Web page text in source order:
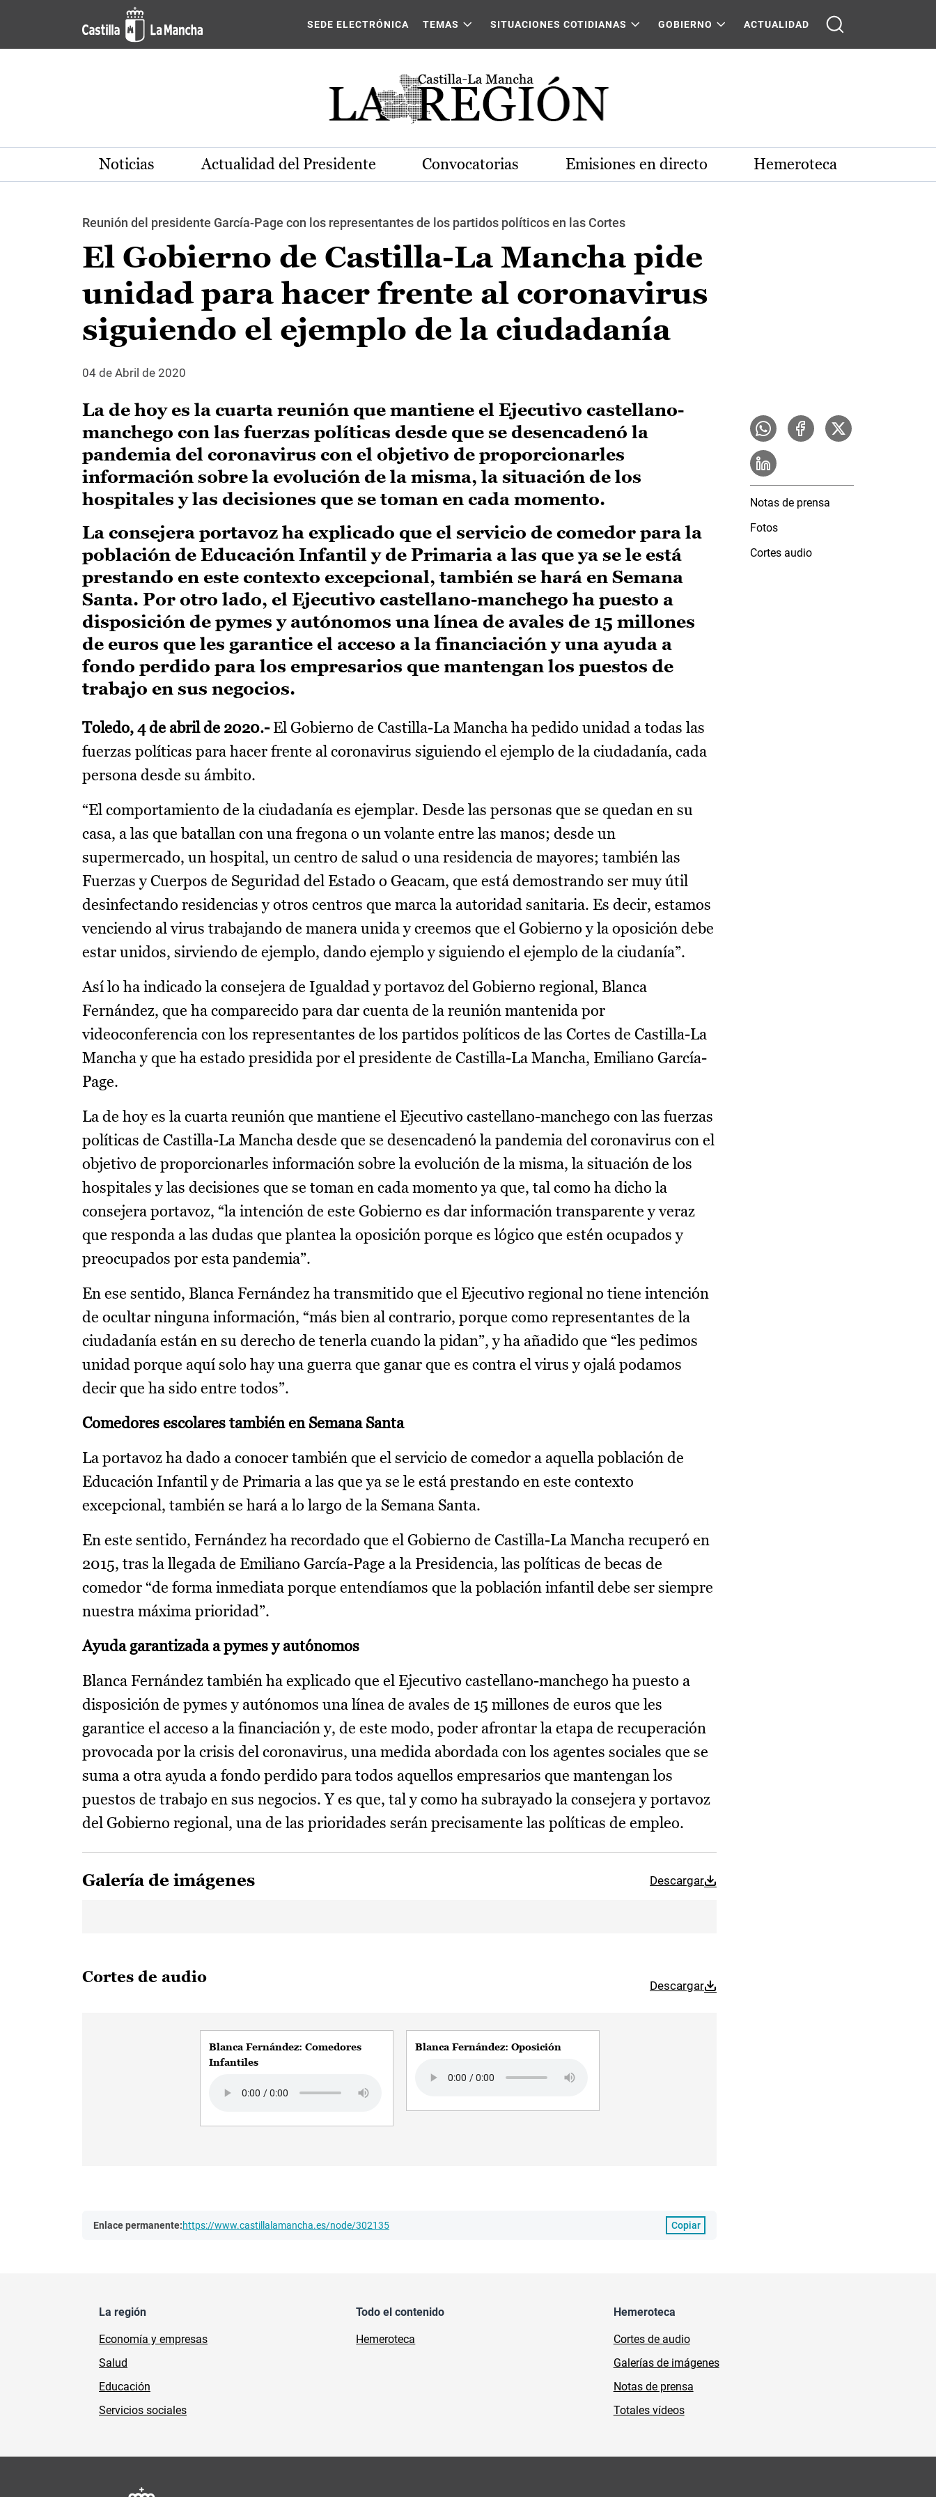
Pasar al contenido principal
SEDE ELECTRÓNICA TEMAS SITUACIONES COTIDIANAS GOBIERNO ACTUALIDAD
Noticias Actualidad del Presidente Convocatorias Emisiones en directo Hemeroteca
Reunión del presidente García-Page con los representantes de los partidos políticos en las Cortes
El Gobierno de Castilla-La Mancha pide
unidad para hacer frente al coronavirus
siguiendo el ejemplo de la ciudadanía
04 de Abril de 2020
La de hoy es la cuarta reunión que mantiene el Ejecutivo castellano-
manchego con las fuerzas políticas desde que se desencadenó la
pandemia del coronavirus con el objetivo de proporcionarles
información sobre la evolución de la misma, la situación de los
hospitales y las decisiones que se toman en cada momento.
La consejera portavoz ha explicado que el servicio de comedor para la
población de Educación Infantil y de Primaria a las que ya se le está
prestando en este contexto excepcional, también se hará en Semana
Santa. Por otro lado, el Ejecutivo castellano-manchego ha puesto a
disposición de pymes y autónomos una línea de avales de 15 millones
de euros que les garantice el acceso a la financiación y una ayuda a
fondo perdido para los empresarios que mantengan los puestos de
trabajo en sus negocios.
Toledo, 4 de abril de 2020.-El Gobierno de Castilla-La Mancha ha pedido unidad a todas las
fuerzas políticas para hacer frente al coronavirus siguiendo el ejemplo de la ciudadanía, cada
persona desde su ámbito.
“El comportamiento de la ciudadanía es ejemplar. Desde las personas que se quedan en su
casa, a las que batallan con una fregona o un volante entre las manos; desde un
supermercado, un hospital, un centro de salud o una residencia de mayores; también las
Fuerzas y Cuerpos de Seguridad del Estado o Geacam, que está demostrando ser muy útil
desinfectando residencias y otros centros que marca la autoridad sanitaria. Es decir, estamos
venciendo al virus trabajando de manera unida y creemos que el Gobierno y la oposición debe
estar unidos, sirviendo de ejemplo, dando ejemplo y siguiendo el ejemplo de la ciudanía”.
Así lo ha indicado la consejera de Igualdad y portavoz del Gobierno regional, Blanca
Fernández, que ha comparecido para dar cuenta de la reunión mantenida por
videoconferencia con los representantes de los partidos políticos de las Cortes de Castilla-La
Mancha y que ha estado presidida por el presidente de Castilla-La Mancha, Emiliano García-
Page.
La de hoy es la cuarta reunión que mantiene el Ejecutivo castellano-manchego con las fuerzas
políticas de Castilla-La Mancha desde que se desencadenó la pandemia del coronavirus con el
objetivo de proporcionarles información sobre la evolución de la misma, la situación de los
hospitales y las decisiones que se toman en cada momento ya que, tal como ha dicho la
consejera portavoz, “la intención de este Gobierno es dar información transparente y veraz
que responda a las dudas que plantea la oposición porque es lógico que estén ocupados y
preocupados por esta pandemia”.
En ese sentido, Blanca Fernández ha transmitido que el Ejecutivo regional no tiene intención
de ocultar ninguna información, “más bien al contrario, porque como representantes de la
ciudadanía están en su derecho de tenerla cuando la pidan”, y ha añadido que “les pedimos
unidad porque aquí solo hay una guerra que ganar que es contra el virus y ojalá podamos
decir que ha sido entre todos”.
Comedores escolares también en Semana Santa
La portavoz ha dado a conocer también que el servicio de comedor a aquella población de
Educación Infantil y de Primaria a las que ya se le está prestando en este contexto
excepcional, también se hará a lo largo de la Semana Santa.
En este sentido, Fernández ha recordado que el Gobierno de Castilla-La Mancha recuperó en
2015, tras la llegada de Emiliano García-Page a la Presidencia, las políticas de becas de
comedor “de forma inmediata porque entendíamos que la población infantil debe ser siempre
nuestra máxima prioridad”.
Ayuda garantizada a pymes y autónomos
Blanca Fernández también ha explicado que el Ejecutivo castellano-manchego ha puesto a
disposición de pymes y autónomos una línea de avales de 15 millones de euros que les
garantice el acceso a la financiación y, de este modo, poder afrontar la etapa de recuperación
provocada por la crisis del coronavirus, una medida abordada con los agentes sociales que se
suma a otra ayuda a fondo perdido para todos aquellos empresarios que mantengan los
puestos de trabajo en sus negocios. Y es que, tal y como ha subrayado la consejera y portavoz
del Gobierno regional, una de las prioridades serán precisamente las políticas de empleo.
Galería de imágenes Descargar
Cortes de audio Descargar
Blanca Fernández: Comedores
Infantiles
Blanca Fernández: Oposición
Enlace permanente:https://www.castillalamancha.es/node/302135 Copiar
Notas de prensa
Fotos
Cortes audio
La región
Economía y empresas
Salud
Educación
Servicios sociales
Todo el contenido
Hemeroteca
Hemeroteca
Cortes de audio
Galerías de imágenes
Notas de prensa
Totales vídeos